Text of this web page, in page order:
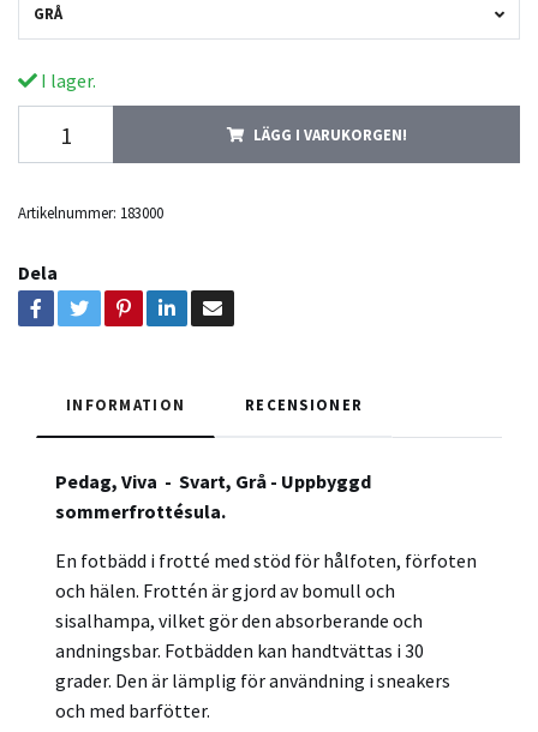
GRÅ
I lager.
LÄGG I VARUKORGEN!
Artikelnummer: 183000
Dela
INFORMATION RECENSIONER
Pedag, Viva - Svart, Grå - Uppbyggd
sommerfrottésula.
En fotbädd i frotté med stöd för hålfoten, förfoten
och hälen. Frottén är gjord av bomull och
sisalhampa, vilket gör den absorberande och
andningsbar. Fotbädden kan handtvättas i 30
grader. Den är lämplig för användning i sneakers
och med barfötter.